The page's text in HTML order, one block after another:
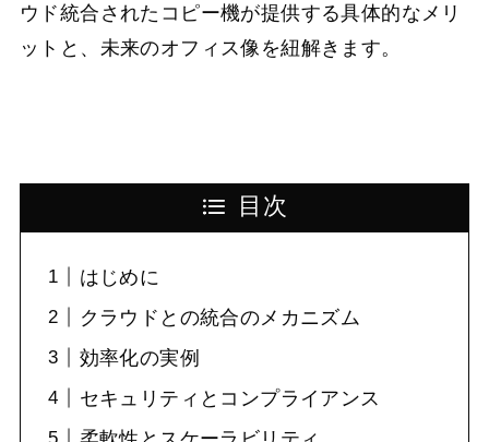
ウド統合されたコピー機が提供する具体的なメリ
ットと、未来のオフィス像を紐解きます。
目次
はじめに
クラウドとの統合のメカニズム
効率化の実例
セキュリティとコンプライアンス